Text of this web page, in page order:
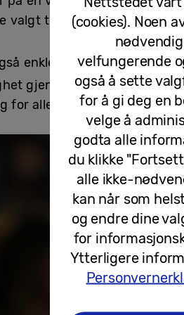
valgt tekstinnhold.
enkle redigeringer som
gjennom en
for alle ved å isolere
(cookies). Noen
velfungerende
også å sette
for å gi deg en
velge å
godta alle
du klikke
alle ikke-
kan når som
og endre dine
for
Ytterligere